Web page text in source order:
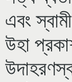
এবং
উহা